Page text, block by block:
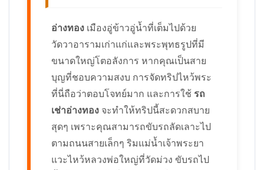
อ่างทอง เมืองอู่ข้าวอู่น้ำที่เต็มไปด้วย
วัดวาอารามเก่าแก่และพระพุทธรูปที่มี
ขนาดใหญ่โตอลังการ หากคุณเป็นสาย
บุญที่ชอบความสงบ การจัดทริปไหว้พระ
ที่นี่ถือว่าตอบโจทย์มาก และการใช้ รถ
เช่าอ่างทอง จะทำให้ทริปนี้สะดวกสบาย
สุดๆ เพราะคุณสามารถขับรถลัดเลาะไป
ตามถนนสายเล็กๆ ริมแม่น้ำเจ้าพระยา
แวะไหว้หลวงพ่อใหญ่ที่วัดม่วง ขับรถไป